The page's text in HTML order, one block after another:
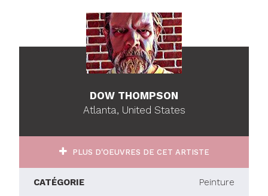
DOW THOMPSON
Atlanta, United States
PLUS D'OEUVRES DE CET ARTISTE
CATÉGORIE Peinture